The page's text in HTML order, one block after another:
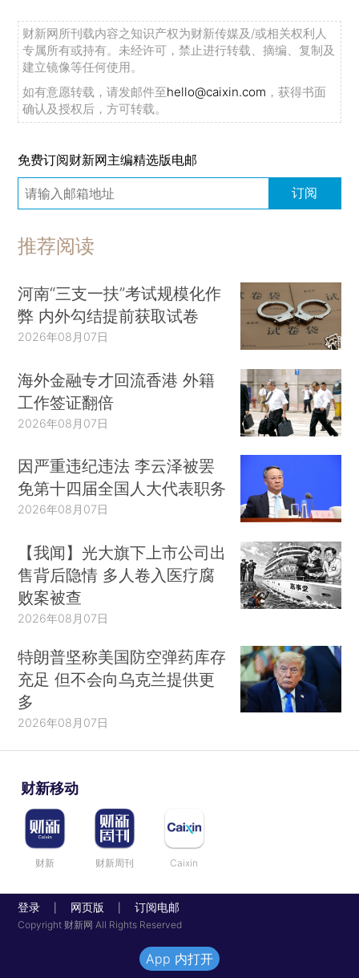
财新网所刊载内容之知识产权为财新传媒及/或相关权利人
专属所有或持有。未经许可，禁止进行转载、摘编、复制及
建立镜像等任何使用。
如有意愿转载，请发邮件至hello@caixin.com ，获得书面
确认及授权后，方可转载。
免费订阅财新网主编精选版电邮
订阅
推荐阅读
河南“三支一扶”考试规模化作
弊 内外勾结提前获取试卷
2026年08月07日
海外金融专才回流香港 外籍
工作签证翻倍
2026年08月07日
因严重违纪违法 李云泽被罢
免第十四届全国人大代表职务
2026年08月07日
【我闻】光大旗下上市公司出
售背后隐情 多人卷入医疗腐
败案被查
2026年08月07日
特朗普坚称美国防空弹药库存
充足 但不会向乌克兰提供更
多
2026年08月07日
财新移动
财新 财新周刊 Caixin
登录 网页版 订阅电邮
Copyright 财新网 All Rights Reserved
App 内打开